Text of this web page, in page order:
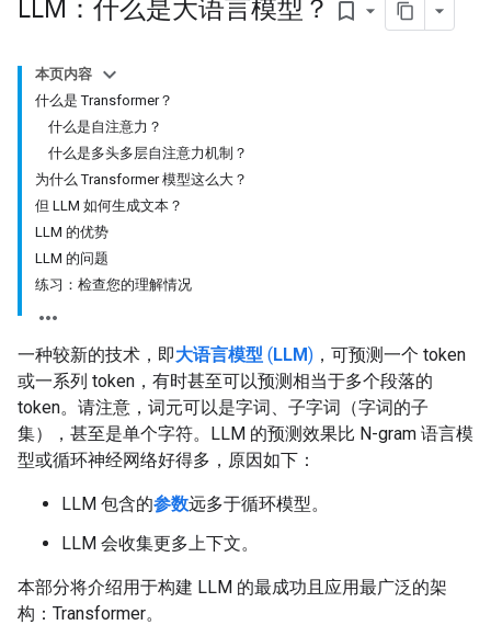
LLM：什么是大语言模型？ bookmark_border
本页内容
什么是 Transformer？
什么是自注意力？
什么是多头多层自注意力机制？
为什么 Transformer 模型这么大？
但 LLM 如何生成文本？
LLM 的优势
LLM 的问题
练习：检查您的理解情况
一种较新的技术，即大语言模型 (LLM) ，可预测一个 token
或一系列 token，有时甚至可以预测相当于多个段落的
token。请注意，词元可以是字词、子字词（字词的子
集），甚至是单个字符。LLM 的预测效果比 N-gram 语言模
型或循环神经网络好得多，原因如下：
LLM 包含的参数远多于循环模型。
LLM 会收集更多上下文。
本部分将介绍用于构建 LLM 的最成功且应用最广泛的架
构：Transformer。